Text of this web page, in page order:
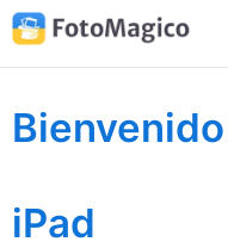
iPad